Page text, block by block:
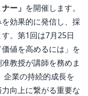
ー」 を開催します。
効果的に発信し、採
。第1回は7月25日
値を高めるには」を
教授が講師を務めま
企業の持続的成長を
向上に繋がる重要な